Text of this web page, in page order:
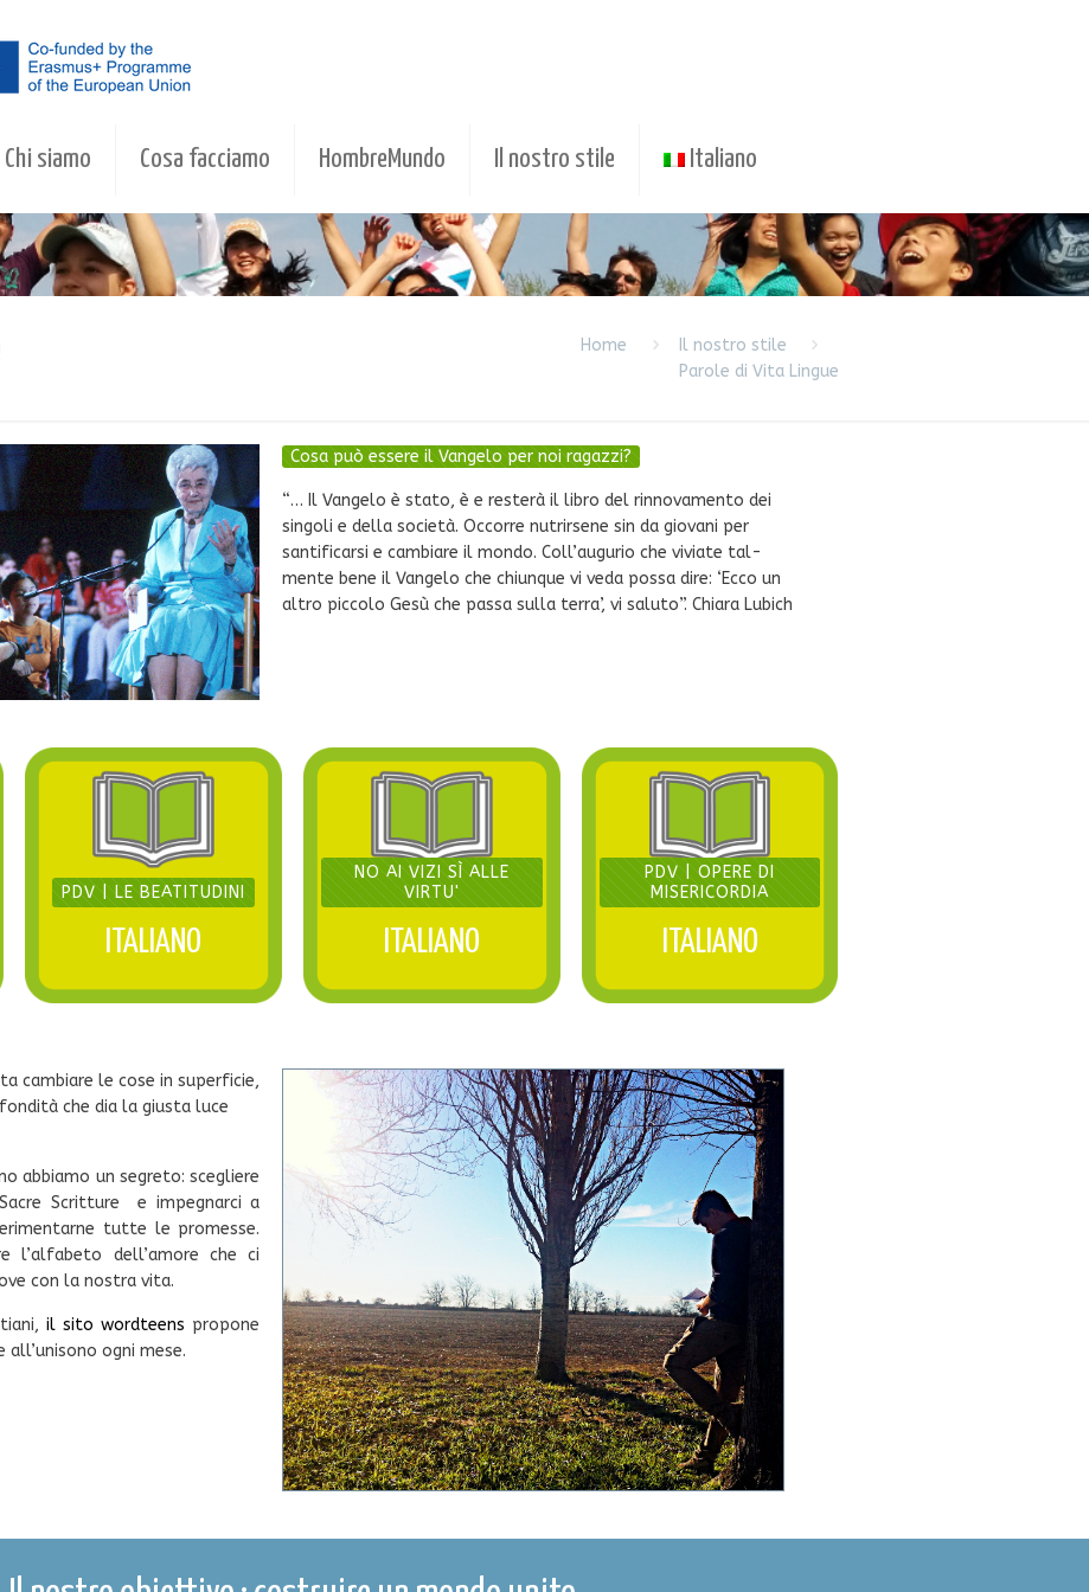
Chi siamo Cosa facciamo HombreMundo Il nostro stile Italiano
Home
Il nostro stile
Parole di Vita Lingue
Cosa può essere il Vangelo per noi ragazzi?
“… Il Vangelo è stato, è e resterà il libro del rinnovamento dei
singoli e della società. Occorre nutrirsene sin da giovani per
santificarsi e cambiare il mondo. Coll’augurio che viviate tal-
mente bene il Vangelo che chiunque vi veda possa dire: ‘Ecco un
altro piccolo Gesù che passa sulla terra’, vi saluto”. Chiara Lubich
PDV | LE BEATITUDINI
ITALIANO
NO AI VIZI SÌ ALLE
VIRTU'
ITALIANO
PDV | OPERE DI
MISERICORDIA
ITALIANO
cambiare le cose in superficie,
che dia la giusta luce
abbiamo un segreto: scegliere
Scritture e impegnarci a
tutte le promesse.
l’alfabeto dell’amore che ci
con la nostra vita.
il sito wordteens propone
all’unisono ogni mese.